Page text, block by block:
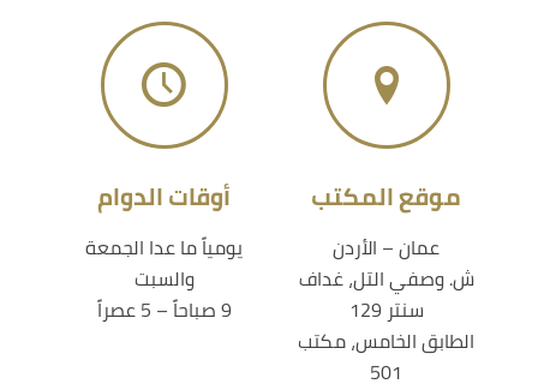
أوقات الدوام
يومياً ما عدا الجمعة
والسبت
9 صباحاً – 5 عصراً
موقع المكتب
عمان – الأردن
ش. وصفي التل، غداف
سنتر 129
الطابق الخامس، مكتب
501